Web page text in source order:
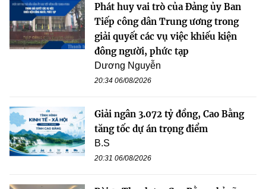
Phát huy vai trò của Đảng ủy Ban
Tiếp công dân Trung ương trong
giải quyết các vụ việc khiếu kiện
đông người, phức tạp
Dương Nguyễn
20:34 06/08/2026
Giải ngân 3.072 tỷ đồng, Cao Bằng
tăng tốc dự án trọng điểm
B.S
20:31 06/08/2026